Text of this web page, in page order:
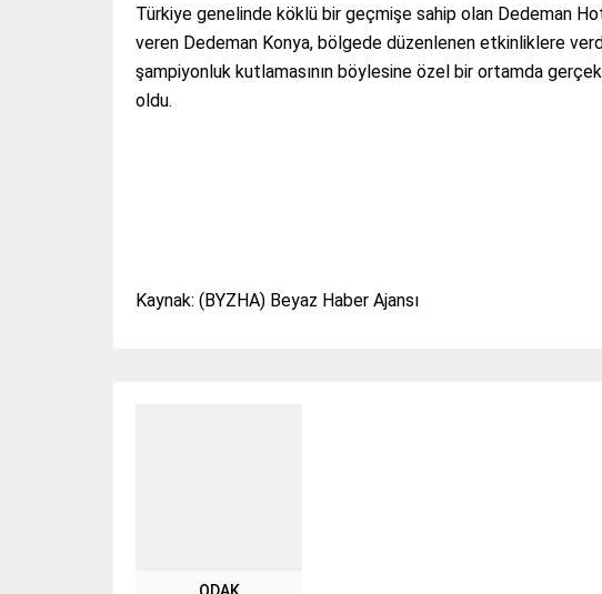
Türkiye genelinde köklü bir geçmişe sahip olan Dedeman
veren Dedeman Konya, bölgede düzenlenen etkinliklere
şampiyonluk kutlamasının böylesine özel bir ortamda
oldu.
Kaynak: (BYZHA) Beyaz Haber Ajansı